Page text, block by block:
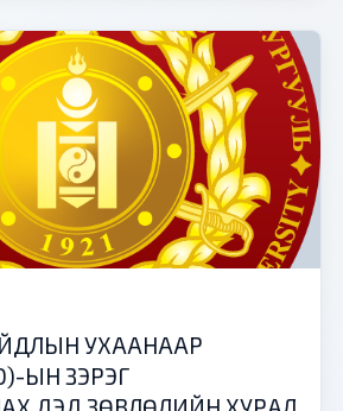
УХААНААР
ЫН ЗЭРЭГ